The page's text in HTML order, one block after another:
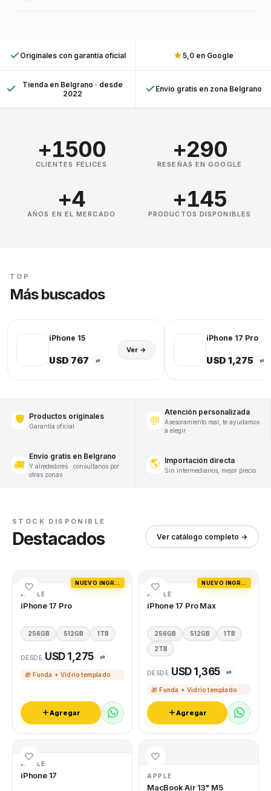
Originales con garantía oficial ★5,0 en Google
Tienda en Belgrano · desde
2022
Envío gratis en zona Belgrano
+1500
CLIENTES FELICES
+290
RESEÑAS EN GOOGLE
+4
AÑOS EN EL MERCADO
+145
PRODUCTOS DISPONIBLES
TOP
Más buscados
iPhone 15
USD 767 ⇄
Ver →
iPhone 17 Pro
USD 1,275 ⇄
🛡️ Productos originales
Garantía oficial 💬
Atención personalizada
Asesoramiento real, te ayudamos
a elegir
🚚
Envío gratis en Belgrano
Y alrededores · consultanos por
otras zonas
🌎 Importación directa
Sin intermediarios, mejor precio
STOCK DISPONIBLE
Destacados Ver catálogo completo →
APPLE
iPhone 17 Pro
256GB 512GB 1TB
DESDE USD 1,275 ⇄
🎁 Funda + Vidrio templado
Agregar
APPLE
iPhone 17 Pro Max
256GB 512GB 1TB
2TB
DESDE USD 1,365 ⇄
🎁 Funda + Vidrio templado
Agregar
APPLE
iPhone 17 APPLE
MacBook Air 13" M5